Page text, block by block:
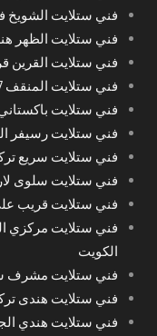
فني ستلايت الشويخ
فني ستلايت الظهر
فني ستلايت القرين
فني ستلايت المنقف 94955007
فني ستلايت
فني ستلايت رسيفر
فني ستلايت سريع
فني ستلايت سلوى
فني ستلايت قريب
الكويت
فني ستلايت مشرف
فني ستلايت هندى
فني ستلايت هندي